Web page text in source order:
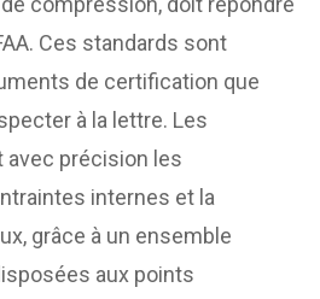
Ces standards sont
de certification que
à la lettre. Les
précision les
internes et la
grâce à un ensemble
aux points